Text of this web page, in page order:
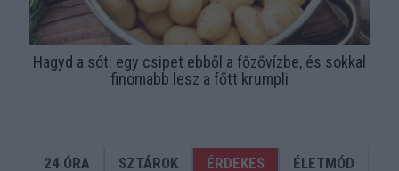
Hagyd a sót: egy csipet ebből a főzővízbe, és sokkal
finomabb lesz a főtt krumpli
24 ÓRA SZTÁROK ÉRDEKES ÉLETMÓD